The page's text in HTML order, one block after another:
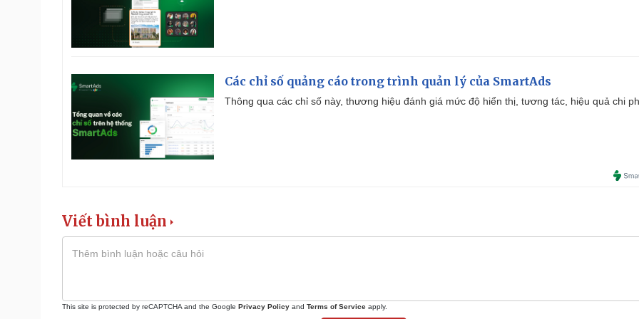
Các chỉ số quảng cáo trong trình quản lý của SmartAds
Thông qua các chỉ số này, thương hiệu đánh giá mức độ hiển thị, tương tác, hiệu quả chi
Viết bình luận
This site is protected by reCAPTCHA and the Google Privacy Policy and Terms of Service apply.